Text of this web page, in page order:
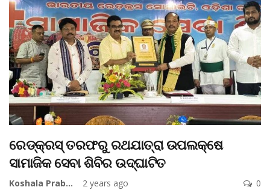
ରେଡ୍‌କ୍ରସ୍‌ ତରଫରୁ ରଥଯାତ୍ରା ଉପଲକ୍ଷେ
ସାମାଜିକ ସେବା ଶିବିର ଉଦ୍‌ଘାଟିତ
Koshala Prabaha 2 years ago 0